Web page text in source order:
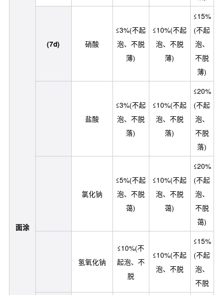
面涂
(7d) 硝酸
≤3%(不起
泡、不脱
薄)
≤10%(不起
泡、不脱
薄)
≤15%
(不起
泡、
不脱
薄)
盐酸
≤3%(不起
泡、不脱
落)
≤10%(不起
泡、不脱
落)
≤20%
(不起
泡、
不脱
落)
氯化钠
≤5%(不起
泡、不脱
蔼)
≤10%(不起
泡、不脱
蔼)
≤20%
(不起
泡、
不脱
蔼)
氢氧化钠
≤10%(不
起泡、不
脱
≤10%(不起
泡、不脱
≤15%
(不起
泡、
不脱